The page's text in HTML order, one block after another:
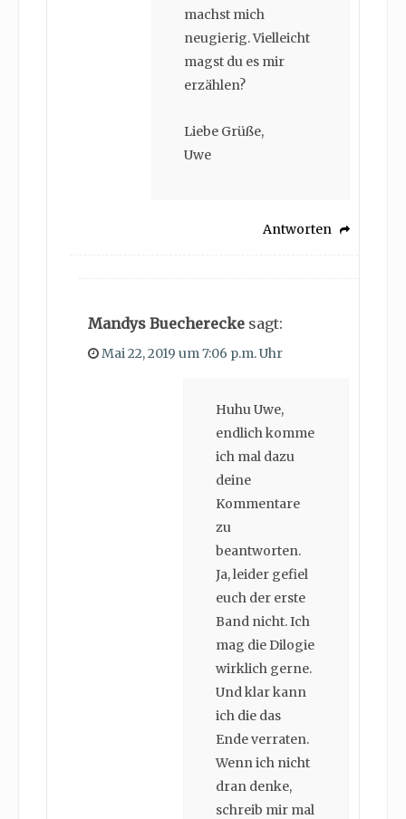
machst mich
neugierig. Vielleicht
magst du es mir
erzählen?
Liebe Grüße,
Uwe
Antworten
Mandys Buecherecke sagt:
Mai 22, 2019 um 7:06 p.m. Uhr
Huhu Uwe,
endlich komme
ich mal dazu
deine
Kommentare
zu
beantworten.
Ja, leider gefiel
euch der erste
Band nicht. Ich
mag die Dilogie
wirklich gerne.
Und klar kann
ich die das
Ende verraten.
Wenn ich nicht
dran denke,
schreib mir mal